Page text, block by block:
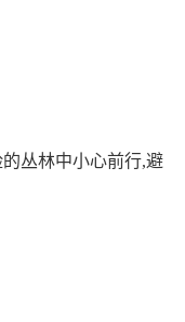
丛林中小心前行,避